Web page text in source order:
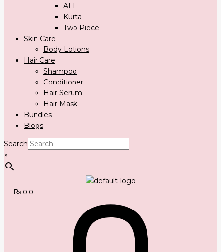
ALL
Kurta
Two Piece
Skin Care
Body Lotions
Hair Care
Shampoo
Conditioner
Hair Serum
Hair Mask
Bundles
Blogs
Search
×
₨ 0 0